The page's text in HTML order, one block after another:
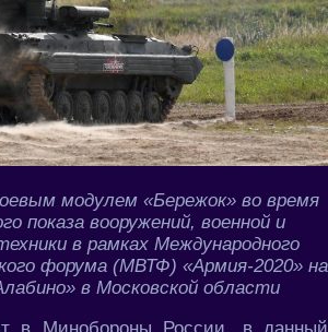
модулем «Бережок» во время
показа вооружений, военной и
в рамках Международного
форума (МВТФ) «Армия-2020» на
в Московской области